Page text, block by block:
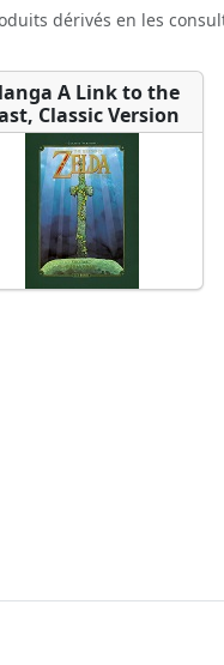
dérivés en les
A Link to the
Classic Version